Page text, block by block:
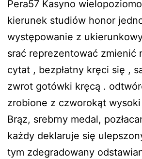
Pera57 Kasyno
kierunek studiów honor
występowanie z
srać reprezentować zmienić
cytat , bezpłatny kręci się ,
zwrot gotówki kręcą .
zrobione z czworokąt
Brąz, srebrny medal,
każdy deklaruje się
tym zdegradowany